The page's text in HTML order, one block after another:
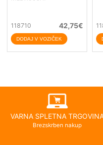
118710 42,75€
VARNA SPLETNA
Brezskrben nakup